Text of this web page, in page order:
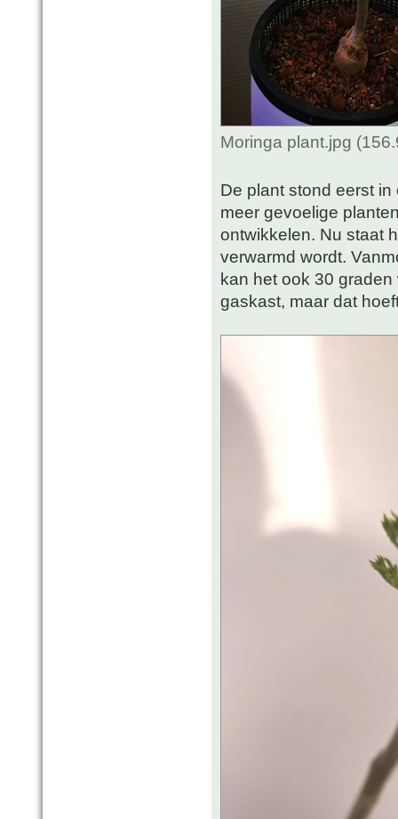
Moringa plant.jpg
De plant stond eerst
meer gevoelige
ontwikkelen. Nu staat
verwarmd wordt.
kan het ook 30
gaskast, maar dat